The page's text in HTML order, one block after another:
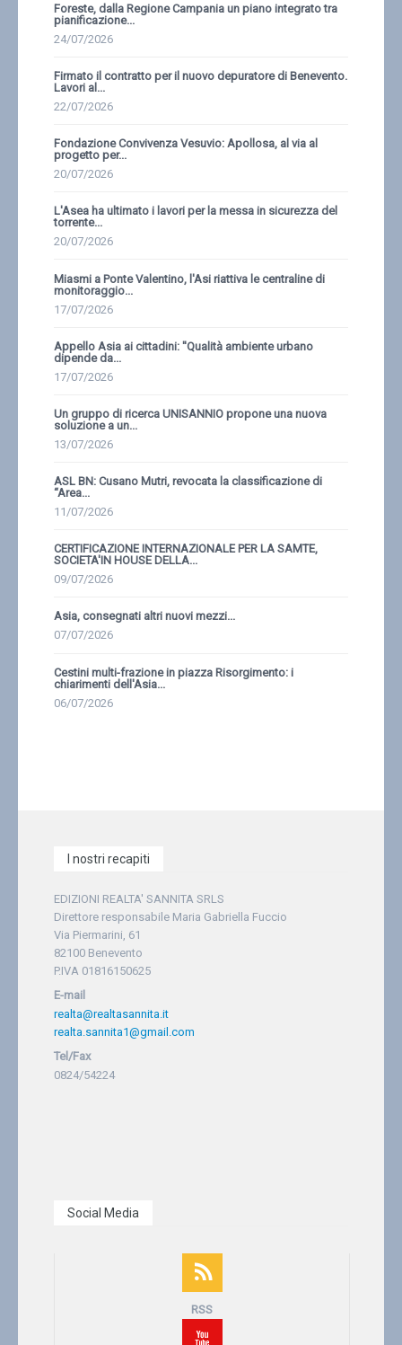
Foreste, dalla Regione Campania un piano integrato tra
pianificazione...
24/07/2026
Firmato il contratto per il nuovo depuratore di Benevento.
Lavori al...
22/07/2026
Fondazione Convivenza Vesuvio: Apollosa, al via al
progetto per...
20/07/2026
L'Asea ha ultimato i lavori per la messa in sicurezza del
torrente...
20/07/2026
Miasmi a Ponte Valentino, l'Asi riattiva le centraline di
monitoraggio...
17/07/2026
Appello Asia ai cittadini: ''Qualità ambiente urbano
dipende da...
17/07/2026
Un gruppo di ricerca UNISANNIO propone una nuova
soluzione a un...
13/07/2026
ASL BN: Cusano Mutri, revocata la classificazione di
“Area...
11/07/2026
CERTIFICAZIONE INTERNAZIONALE PER LA SAMTE,
SOCIETA'IN HOUSE DELLA...
09/07/2026
Asia, consegnati altri nuovi mezzi...
07/07/2026
Cestini multi-frazione in piazza Risorgimento: i
chiarimenti dell'Asia...
06/07/2026
I nostri recapiti
EDIZIONI REALTA' SANNITA SRLS
Direttore responsabile Maria Gabriella Fuccio
Via Piermarini, 61
82100 Benevento
P.IVA 01816150625
E-mail
realta@realtasannita.it
realta.sannita1@gmail.com
Tel/Fax
0824/54224
Social Media
RSS